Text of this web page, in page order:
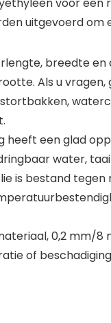
uitgevoerd
breedte
Als u vragen,
stortbakken,
heeft een glad
water,
is bestand
0,2 mm/
of beschadiging